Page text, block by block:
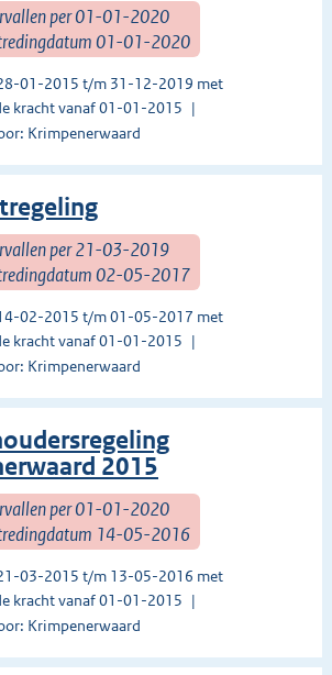
per 01-01-2020
01-01-2020
01-2015 t/m 31-12-2019 met
kracht vanaf 01-01-2015
Krimpenerwaard
per 21-03-2019
02-05-2017
02-2015 t/m 01-05-2017 met
kracht vanaf 01-01-2015
Krimpenerwaard
2015
per 01-01-2020
14-05-2016
03-2015 t/m 13-05-2016 met
kracht vanaf 01-01-2015
Krimpenerwaard